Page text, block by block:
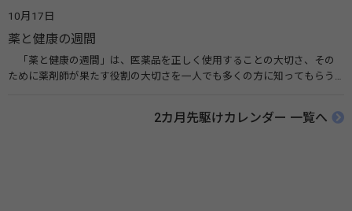
10月17日
薬と健康の週間
「薬と健康の週間」は、医薬品を正しく使用することの大切さ、その
ために薬剤師が果たす役割の大切さを一人でも多くの方に知ってもらう
伝えたい！薬との付き合い方」（保健指導リソースガイド）
2カ月先駆けカレンダー 一覧へ